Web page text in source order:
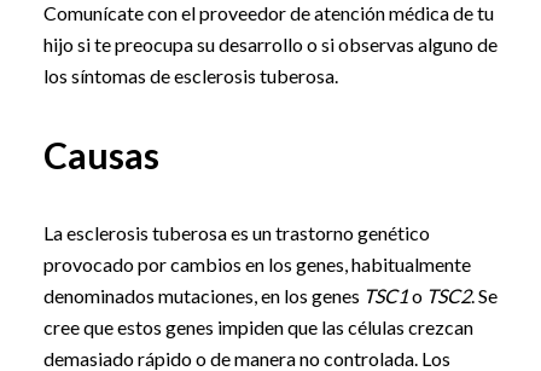
Comunícate con el proveedor de atención médica de tu
hijo si te preocupa su desarrollo o si observas alguno de
los síntomas de esclerosis tuberosa.
Causas
La esclerosis tuberosa es un trastorno genético
provocado por cambios en los genes, habitualmente
denominados mutaciones, en los genes TSC1o TSC2. Se
cree que estos genes impiden que las células crezcan
demasiado rápido o de manera no controlada. Los